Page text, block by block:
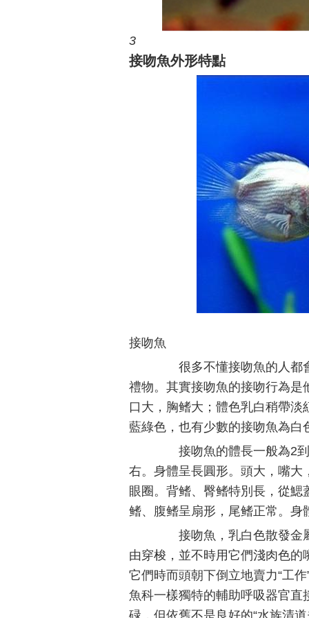
3
接吻魚外形特點
接吻魚
很多不懂接吻魚的人都會
禮物。其實接吻魚的接吻行為
口大，胸鳍大；體色乳白稍帶
藍綠色，也有少數的接吻魚為白
接吻魚的體長一般為2到
右。身體呈長圓形。頭大，嘴
眼圈。背鳍、臀鳍特別長，從
鳍、腹鳍呈扇形，尾鳍正常。
接吻魚，乳白色散發金屬
由穿梭，並不時用它們淺肉色
它們時而頭朝下倒立地賣力“工
魚科一樣獨特的輔助呼吸器官
碌，但依舊不是良好的“水族清